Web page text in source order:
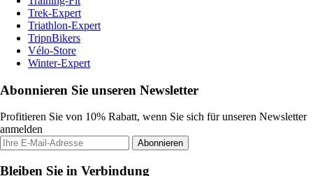
Trek-Expert
Triathlon-Expert
TripnBikers
Vélo-Store
Winter-Expert
Abonnieren Sie unseren Newsletter
Profitieren Sie von 10% Rabatt, wenn Sie sich für unseren Newsletter
anmelden
Abonnieren
Bleiben Sie in Verbindung